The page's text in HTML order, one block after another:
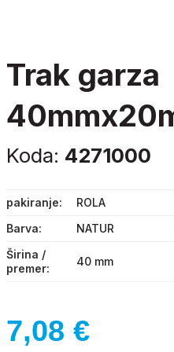
trak garza
Koda: 4271000
pakiranje
ROLA
Barva
NATUR
Širina /
premer
40 mm
7,08 €